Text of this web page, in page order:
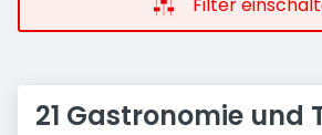
21 Gastronomie und